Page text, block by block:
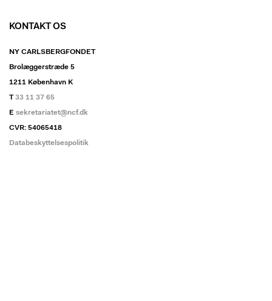
KONTAKT OS
NY CARLSBERGFONDET
Brolæggerstræde 5
1211 København K
T33 11 37 65
E sekretariatet@ncf.dk
CVR: 54065418
Databeskyttelsespolitik